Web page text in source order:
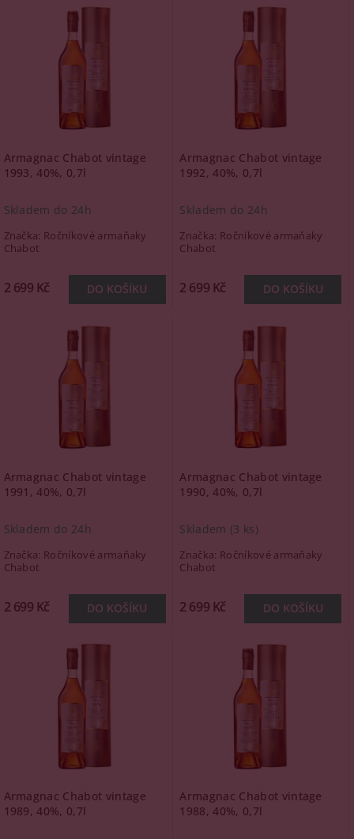
Armagnac Chabot vintage
1993, 40%, 0,7l
Skladem do 24h
Značka: Ročníkové armaňaky
Chabot
2 699 Kč
Armagnac Chabot vintage
1992, 40%, 0,7l
Skladem do 24h
Značka: Ročníkové armaňaky
Chabot
2 699 Kč
Armagnac Chabot vintage
1991, 40%, 0,7l
Skladem do 24h
Značka: Ročníkové armaňaky
Chabot
2 699 Kč
Armagnac Chabot vintage
1990, 40%, 0,7l
Skladem (3 ks)
Značka: Ročníkové armaňaky
Chabot
2 699 Kč
Armagnac Chabot vintage
1989, 40%, 0,7l
Armagnac Chabot vintage
1988, 40%, 0,7l